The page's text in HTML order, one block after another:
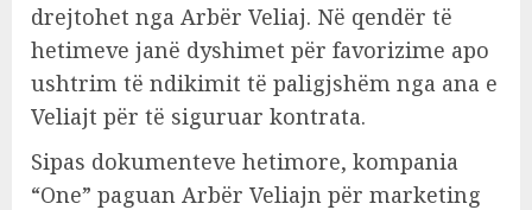
drejtohet nga Arbër Veliaj. Në qendër të
hetimeve janë dyshimet për favorizime apo
ushtrim të ndikimit të paligjshëm nga ana e
Veliajt për të siguruar kontrata.
Sipas dokumenteve hetimore, kompania
“One” paguan Arbër Veliajn për marketing